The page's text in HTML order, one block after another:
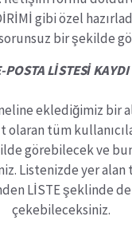
gibi özel
bir şekilde
POSTA LİSTESİ KAYDI
eklediğimiz bir
olaran tüm
görebilecek ve
Listenizde yer
LİSTE şeklinde de
çekebileceksiniz.